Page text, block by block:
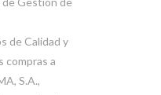
de Calidad y
compras a
S.A.,